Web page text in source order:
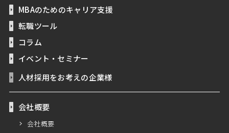
MBAのためのキャリア支援
転職ツール
コラム
イベント・セミナー
人材採用をお考えの企業様
会社概要
会社概要